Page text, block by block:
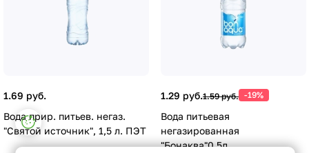
1.69 руб.
Вода прир. питьев. негаз.
"Святой источник", 1,5 л. ПЭТ
1.29 руб.1.59 руб. -19%
Вода питьевая
негазированная
"Бонаква"0,5л
Настройки файлов cookie
Функциональные